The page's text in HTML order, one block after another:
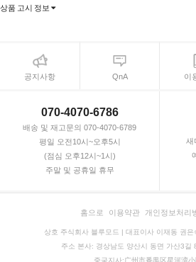
상품 고시 정보
공지사항 QnA 이
070-4070-6786
배송 및 재고문의 070-4070-6789
평일 오전10시~오후5시
(점심 오후12시~1시)
주말 및 공휴일 휴무
새
홈으로 이용약관 개인정보처리
상호 주식회사 블루모드 | 대표이사 이재동 권
주소 본사: 경상남도 양산시 동면 가산3길
중국지사:广州市番禺区星河湾